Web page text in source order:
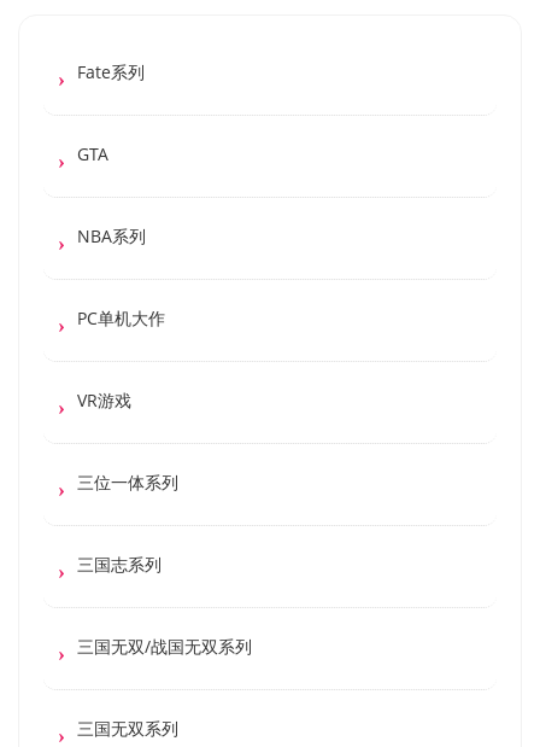
Fate系列
GTA
NBA系列
PC单机大作
VR游戏
三位一体系列
三国志系列
三国无双/战国无双系列
三国无双系列